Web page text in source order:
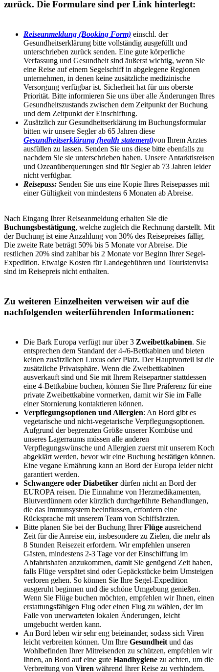
zurück. Die Formulare sind per Link hinterlegt:
Reiseanmeldung (Booking Form) einschl. der
Gesundheitserklärung bitte vollständig ausgefüllt und
unterschrieben zurück senden. Eine gute körperliche
Verfassung und Gesundheit sind äußerst wichtig, wenn Sie
eine Reise auf einem Segelschiff in abgelegene Regionen
unternehmen, in denen keine zusätzliche medizinische
Versorgung verfügbar ist. Sicherheit hat für uns oberste
Priorität. Bitte informieren Sie uns über alle Änderungen Ihres
Gesundheitszustands zwischen dem Zeitpunkt der Buchung
und dem Zeitpunkt der Einschiffung.
Zusätzlich zur Gesundheitserklärung im Buchungsformular
bitten wir unsere Segler ab 65 Jahren diese
Gesundheitserklärung (health statement)von Ihrem Arztes
ausfüllen zu lassen. Senden Sie uns diese bitte ebenfalls zu
nachdem Sie sie unterschrieben haben. Unsere Antarktisreisen
und Ozeanüberquerungen sind für Segler ab 73 Jahren leider
nicht verfügbar.
Reisepass: Senden Sie uns eine Kopie Ihres Reisepasses mit
einer Gültigkeit von mindestens 6 Monaten ab Abreise.
Nach Eingang Ihrer Reiseanmeldung erhalten Sie die
Buchungsbestätigung, welche zugleich die Rechnung darstellt. Mit
der Buchung ist eine Anzahlung von 30% des Reisepreises fällig.
Die zweite Rate beträgt 50% bis 5 Monate vor Abreise. Die
restlichen 20% sind zahlbar bis 2 Monate vor Beginn Ihrer Segel-
Expedition. Etwaige Kosten für Landegebühren und Touristenvisa
sind im Reisepreis nicht enthalten.
Zu weiteren Einzelheiten verweisen wir auf die
nachfolgenden weiterführenden Informationen:
Die Bark Europa verfügt nur über 3 Zweibettkabinen. Sie
entsprechen dem Standard der 4-/6-Bettkabinen und bieten
keinen zusätzlichen Luxus oder Platz. Der Hauptvorteil ist die
zusätzliche Privatsphäre. Wenn die Zweibettkabinen
ausverkauft sind und Sie mit Ihrem Reisepartner stattdessen
eine 4-Bettkabine buchen, können Sie Ihre Präferenz für eine
private Zweibettkabine vormerken, damit wir Sie im Falle
einer Stornierung kontaktieren können.
Verpflegungsoptionen und Allergien: An Bord gibt es
vegetarische und nicht-vegetarische Verpflegungsoptionen.
Aufgrund der begrenzten Größe unserer Kombüse und
unseres Lagerraums müssen alle anderen
Verpflegungswünsche und Allergien zuerst mit unserem Koch
abgeklärt werden, bevor wir eine Buchung bestätigen können.
Eine vegane Ernährung kann an Bord der Europa leider nicht
garantiert werden.
Schwangere oder Diabetiker dürfen nicht an Bord der
EUROPA reisen. Die Einnahme von Herzmedikamenten,
Blutverdünnern oder kürzlich durchgeführte Behandlungen,
die das Immunsystem beeinflussen, erfordern eine
Rücksprache mit unserem Team von Schiffsärzten.
Bitte planen Sie bei der Buchung IhrerFlüge ausreichend
Zeit für die Anreise ein, insbesondere zu Zielen, die mehr als
8 Stunden Reisezeit erfordern. Wir empfehlen unseren
Gästen, mindestens 2-3 Tage vor der Einschiffung im
Abfahrtshafen anzukommen, damit Sie genügend Zeit haben,
falls Flüge verspätet sind oder Gepäckstücke beim Umsteigen
verloren gehen. So können Sie Ihre Segel-Expedition
ausgeruht beginnen und die schöne Umgebung genießen.
Wenn Sie Flüge buchen möchten, empfehlen wir Ihnen, einen
erstattungsfähigen Flug oder einen Flug zu wählen, der im
Falle von unerwarteten lokalen Änderungen, leicht
umgebucht werden kann.
An Bord leben wir sehr eng beieinander, sodass sich Viren
leicht verbreiten können. Um Ihre Gesundheit und das
Wohlbefinden Ihrer Mitreisenden zu schützen, empfehlen wir
Ihnen, an Bord auf eine gute Handhygiene zu achten, um die
Verbreitung von Viren während Ihrer Reise zu verhindern.